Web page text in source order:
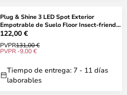
Plug & Shine 3 LED Spot Exterior
Empotrable de Suelo Floor Insect-friendly
IP67
122,00 €
PVPR131,00 €
PVPR -9,00 €
Tiempo de entrega: 7 - 11 días
laborables